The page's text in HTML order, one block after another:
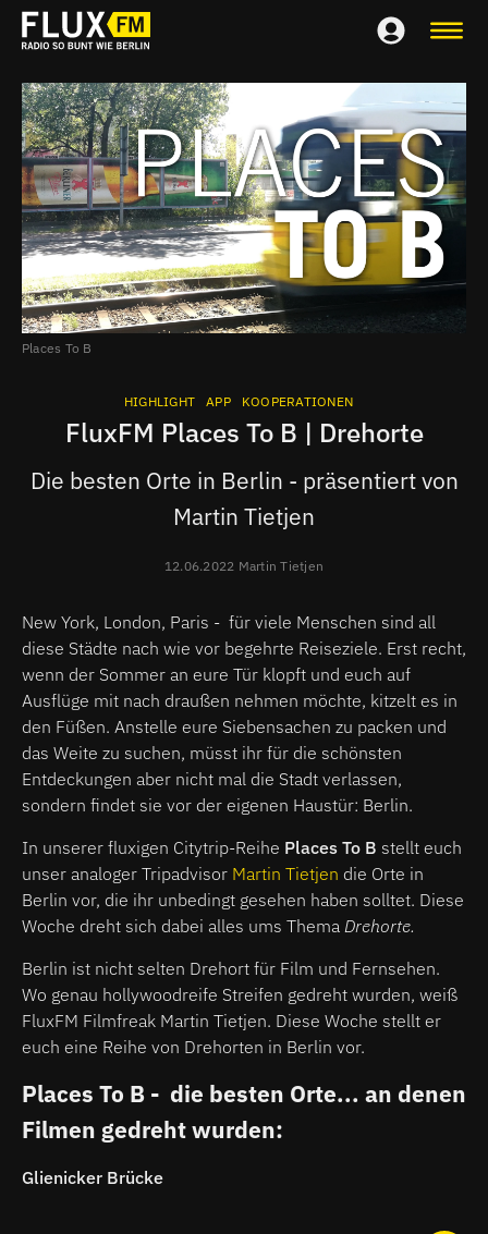
Places To B
HIGHLIGHT APP KOOPERATIONEN
FluxFM Places To B | Drehorte
Die besten Orte in Berlin - präsentiert von
Martin Tietjen
12.06.2022 Martin Tietjen
New York, London, Paris - für viele Menschen sind all
diese Städte nach wie vor begehrte Reiseziele. Erst recht,
wenn der Sommer an eure Tür klopft und euch auf
Ausflüge mit nach draußen nehmen möchte, kitzelt es in
den Füßen. Anstelle eure Siebensachen zu packen und
das Weite zu suchen, müsst ihr für die schönsten
Entdeckungen aber nicht mal die Stadt verlassen,
sondern findet sie vor der eigenen Haustür: Berlin.
In unserer fluxigen Citytrip-Reihe Places To B stellt euch
unser analoger Tripadvisor Martin Tietjen die Orte in
Berlin vor, die ihr unbedingt gesehen haben solltet. Diese
Woche dreht sich dabei alles ums Thema Drehorte.
Berlin ist nicht selten Drehort für Film und Fernsehen.
Wo genau hollywoodreife Streifen gedreht wurden, weiß
FluxFM Filmfreak Martin Tietjen. Diese Woche stellt er
euch eine Reihe von Drehorten in Berlin vor.
Places To B - die besten Orte... an denen
Filmen gedreht wurden:
Glienicker Brücke